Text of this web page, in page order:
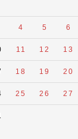
4 5 6
11 12 13
18 19 20
25 26 27